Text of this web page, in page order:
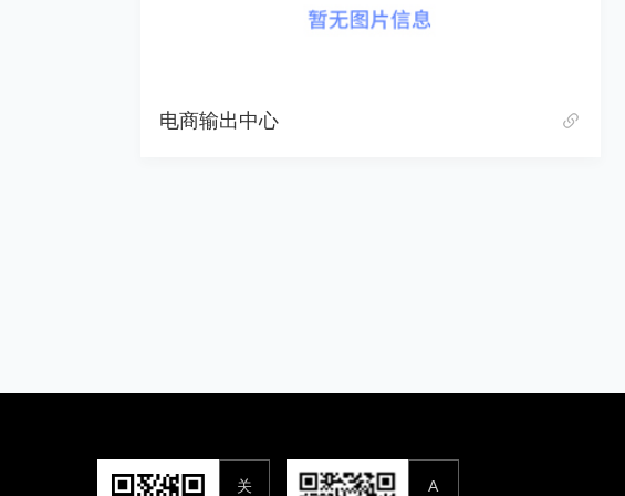
电商输出中心
关
A